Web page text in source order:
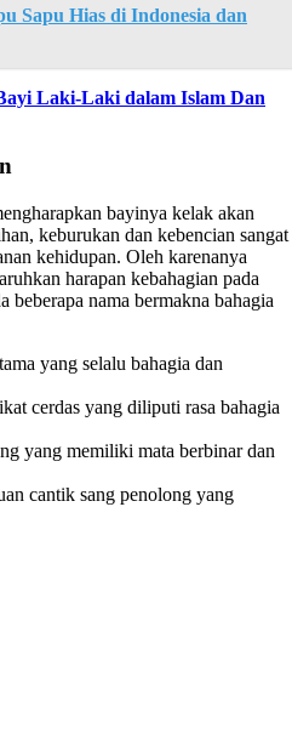
Sapu Hias di Indonesia dan
Laki-Laki dalam Islam Dan
bayinya kelak akan
keburukan dan kebencian sangat
kehidupan. Oleh karenanya
harapan kebahagian pada
beberapa nama bermakna bahagia
yang selalu bahagia dan
cerdas yang diliputi rasa bahagia
yang memiliki mata berbinar dan
cantik sang penolong yang